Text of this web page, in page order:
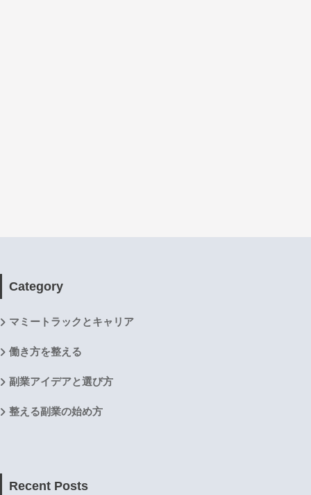
Category
マミートラックとキャリア
働き方を整える
副業アイデアと選び方
整える副業の始め方
Recent Posts